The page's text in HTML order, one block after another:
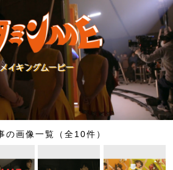
の画像一覧（全10件）